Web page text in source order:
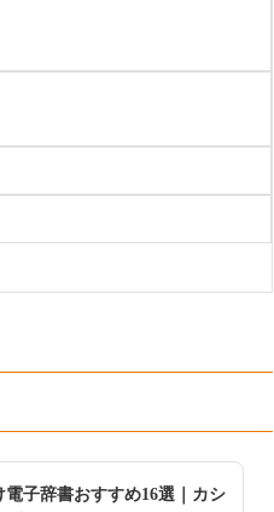
電子辞書おすすめ16選｜カシ